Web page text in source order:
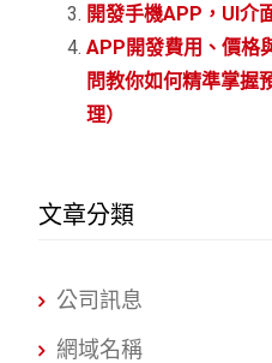
開發手機APP，UI介
APP開發費用、價格
問教你如何精準掌握
理）
文章分類
公司訊息
網域名稱